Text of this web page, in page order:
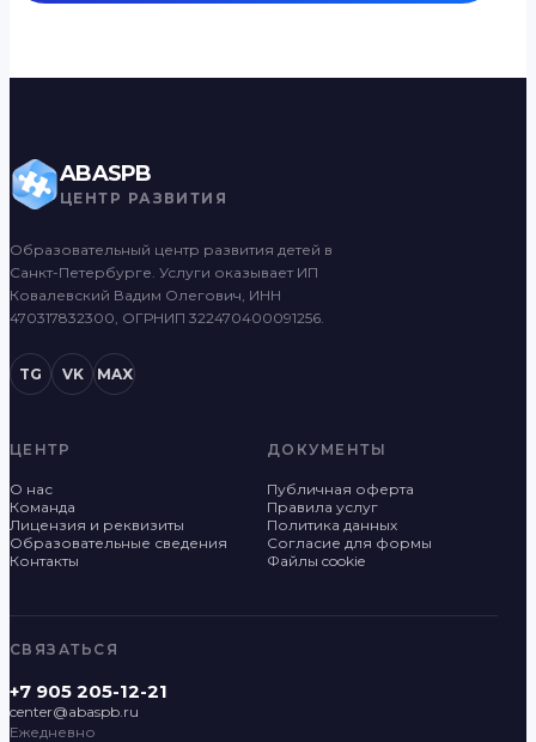
ABASPB
ЦЕНТР РАЗВИТИЯ
Образовательный центр развития детей в
Санкт-Петербурге. Услуги оказывает ИП
Ковалевский Вадим Олегович, ИНН
470317832300, ОГРНИП 322470400091256.
TG VK MAX
ЦЕНТР
О нас
Команда
Лицензия и реквизиты
Образовательные сведения
Контакты
ДОКУМЕНТЫ
Публичная оферта
Правила услуг
Политика данных
Согласие для формы
Файлы cookie
СВЯЗАТЬСЯ
+7 905 205-12-21
center@abaspb.ru
Ежедневно